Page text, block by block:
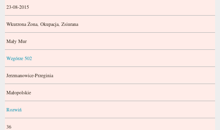
23-08-2015
Wkurzona Żona, Okupacja, Zsiurana
Mały Mur
Wzgórze 502
Jerzmanowice-Przeginia
Małopolskie
Rozwiń
36